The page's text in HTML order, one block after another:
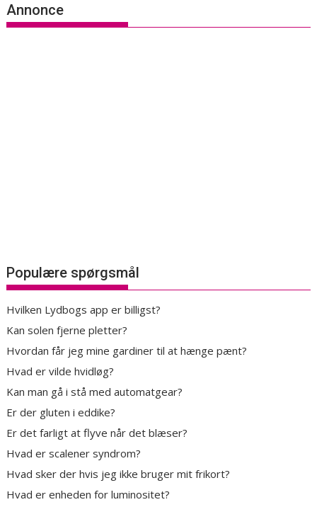
Annonce
Populære spørgsmål
Hvilken Lydbogs app er billigst?
Kan solen fjerne pletter?
Hvordan får jeg mine gardiner til at hænge pænt?
Hvad er vilde hvidløg?
Kan man gå i stå med automatgear?
Er der gluten i eddike?
Er det farligt at flyve når det blæser?
Hvad er scalener syndrom?
Hvad sker der hvis jeg ikke bruger mit frikort?
Hvad er enheden for luminositet?